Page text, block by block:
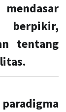
mendasar
tentang